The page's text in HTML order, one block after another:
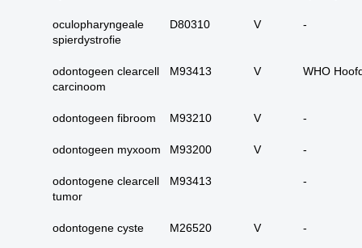
melanoom
situ
slokdarm tot anus
slokdarm tot anus
galblaas, galwegen en
24. dunne darm totaal
oculopharyngeale
spierdystrofie
D80310 V -
odontogeen clearcell
carcinoom
M93413 V WHO
odontogeen fibroom M93210 V -
odontogeen myxoom M93200 V -
odontogene clearcell
tumor
M93413 -
odontogene cyste M26520 V -